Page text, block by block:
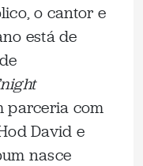
o cantor e
está de
parceria com
David e
nasce